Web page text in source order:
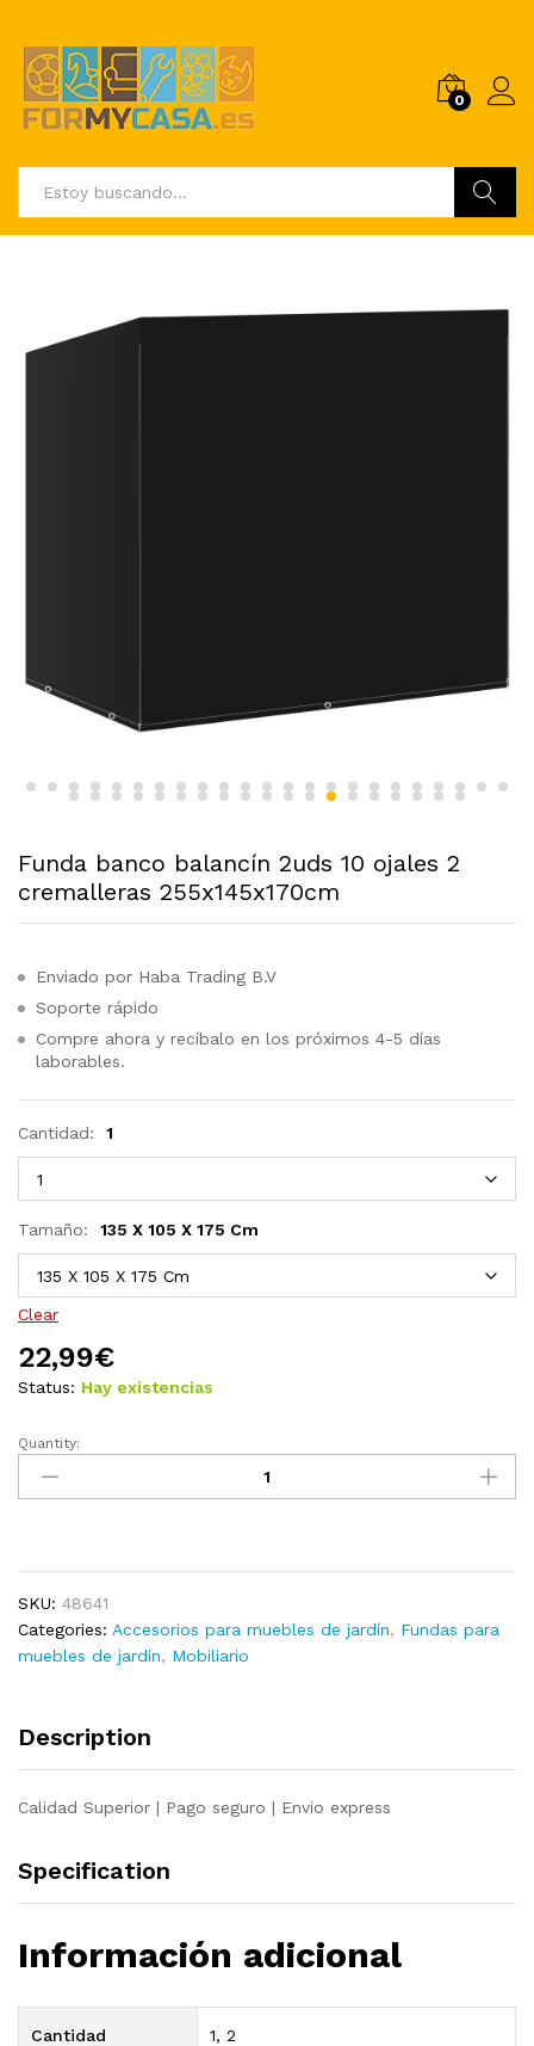
0
Funda banco balancín 2uds 10 ojales 2
cremalleras 255x145x170cm
Enviado por Haba Trading B.V
Soporte rápido
Compre ahora y recíbalo en los próximos 4-5 días
laborables.
Cantidad: 1
Tamaño: 135 X 105 X 175 Cm
Clear
22,99€
Status: Hay existencias
Funda
banco
balancín
2
cremalleras
255x145x170cm
Quantity:
SKU: 48641
Categories: Accesorios para muebles de jardín, Fundas para
muebles de jardín, Mobiliario
Description
Calidad Superior | Pago seguro | Envio express
Specification
Información adicional
Cantidad 1, 2